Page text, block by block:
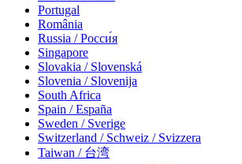
Portugal
România
Russia / Росси́я
Singapore
Slovakia / Slovenská
Slovenia / Slovenija
South Africa
Spain / España
Sweden / Sverige
Switzerland / Schweiz / Svizzera
Taiwan / 台湾